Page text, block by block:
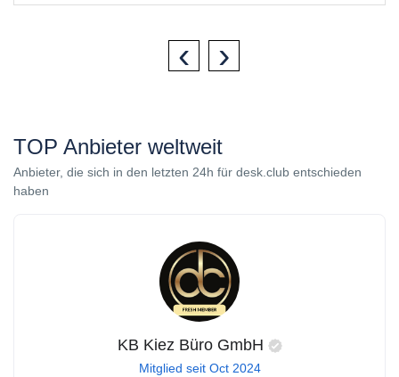
‹ ›
TOP Anbieter weltweit
Anbieter, die sich in den letzten 24h für desk.club entschieden
haben
KB Kiez Büro GmbH
Mitglied seit Oct 2024